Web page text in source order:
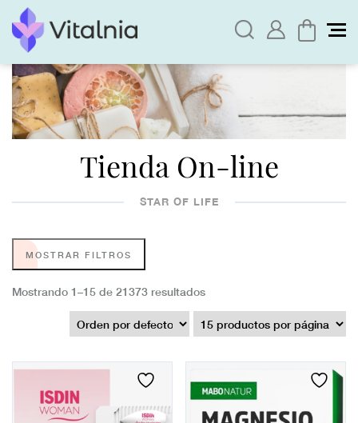
Tienda On-line
STAR OF LIFE
MOSTRAR FILTROS
Mostrando 1–15 de 21373 resultados